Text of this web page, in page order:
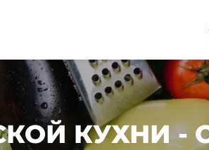
КУХНИ -